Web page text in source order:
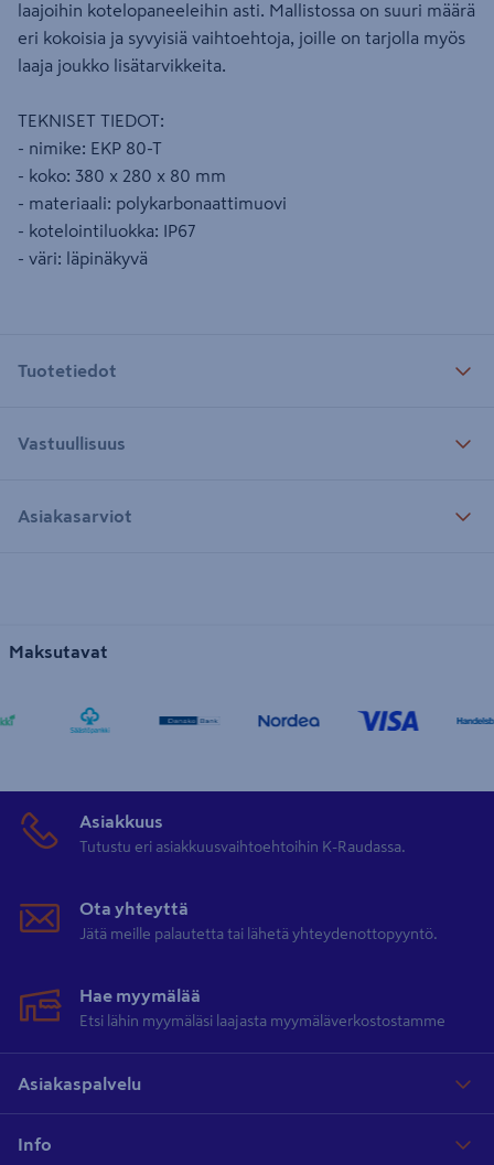
laajoihin kotelopaneeleihin asti. Mallistossa on suuri määrä
eri kokoisia ja syvyisiä vaihtoehtoja, joille on tarjolla myös
laaja joukko lisätarvikkeita.
TEKNISET TIEDOT:
- nimike: EKP 80-T
- koko: 380 x 280 x 80 mm
- materiaali: polykarbonaattimuovi
- kotelointiluokka: IP67
- väri: läpinäkyvä
Tuotetiedot
Vastuullisuus
Asiakasarviot
Maksutavat
Asiakkuus
Tutustu eri asiakkuusvaihtoehtoihin K-Raudassa.
Ota yhteyttä
Jätä meille palautetta tai lähetä yhteydenottopyyntö.
Hae myymälää
Etsi lähin myymäläsi laajasta myymäläverkostostamme
Asiakaspalvelu
Info